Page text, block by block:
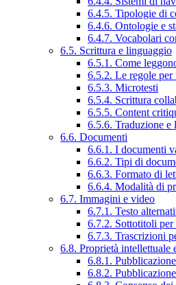
6.4.5. Tipologie di
6.4.6. Ontologie e
6.4.7. Vocabolari
6.5. Scrittura e linguaggio
6.5.1. Come
6.5.2. Le regole
6.5.3. Microtesti
6.5.4. Scrittura
6.5.5. Content
6.5.6. Traduzione e
6.6. Documenti
6.6.1. I documenti
6.6.2. Tipi di
6.6.3. Formato di
6.6.4. Modalità di
6.7. Immagini e video
6.7.1. Testo
6.7.2. Sottotitoli
6.7.3. Trascrizioni
6.8. Proprietà intellettuale
6.8.1.
6.8.2.